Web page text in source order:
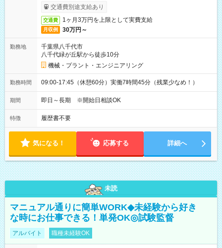
ービス利用可（利用条件有）
交通費別途支給あり
交通費 1ヶ月3万円を上限として実費支給
月収例 30万円～
勤務地
千葉県八千代市
八千代緑が丘駅から徒歩10分
機械・プラント・エンジニアリング
勤務時間 09:00-17:45（休憩60分）実働7時間45分（残業少なめ！）
期間 即日～長期 ※開始日相談OK
特徴 履歴書不要
気になる！ 応募する 詳細へ
未読
マニュアル通りに簡単WORK◆未経験から好き
な時にお仕事できる！単発OK◎試験監督
アルバイト 職種未経験OK